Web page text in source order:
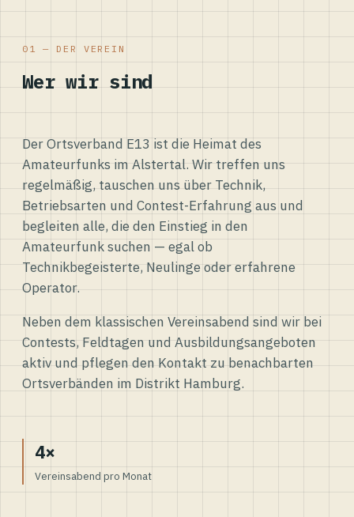
01 — DER VEREIN
Wer wir sind
Der Ortsverband E13 ist die Heimat des
Amateurfunks im Alstertal. Wir treffen uns
regelmäßig, tauschen uns über Technik,
Betriebsarten und Contest-Erfahrung aus und
begleiten alle, die den Einstieg in den
Amateurfunk suchen — egal ob
Technikbegeisterte, Neulinge oder erfahrene
Operator.
Neben dem klassischen Vereinsabend sind wir bei
Contests, Feldtagen und Ausbildungsangeboten
aktiv und pflegen den Kontakt zu benachbarten
Ortsverbänden im Distrikt Hamburg.
4×
Vereinsabend pro Monat